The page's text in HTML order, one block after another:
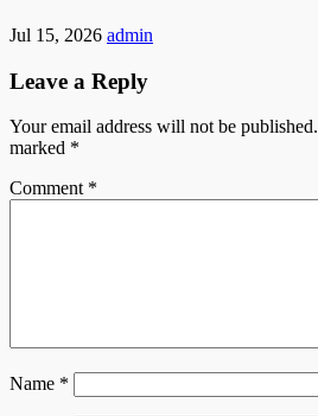
Jul 15, 2026 admin
Leave a Reply
Your email address will not be published.
marked *
Comment *
Name *